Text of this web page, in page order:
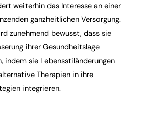
weiterhin das Interesse an einer
ganzheitlichen Versorgung.
zunehmend bewusst, dass sie
ihrer Gesundheitslage
indem sie Lebensstiländerungen
Therapien in ihre
integrieren.